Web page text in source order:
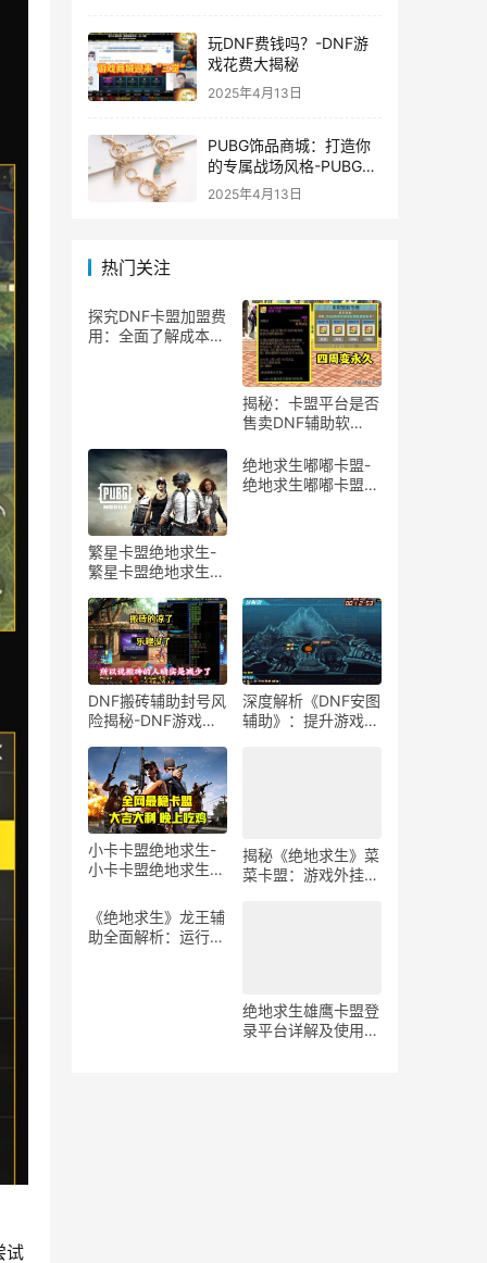
试
玩DNF费钱吗？-DNF游
戏花费大揭秘
2025年4月13日
PUBG饰品商城：打造你
的专属战场风格-PUBG游
戏内饰品购买指南
2025年4月13日
热门关注
探究DNF卡盟加盟费
用：全面了解成本与
揭秘：卡盟平台是否
售卖DNF辅助软
市场中的DNF游戏辅
助工具交易现状
繁星卡盟绝地求生-
繁星卡盟绝地求生游
绝地求生嘟嘟卡盟-
绝地求生嘟嘟卡盟官
DNF搬砖辅助封号风
险揭秘-DNF游戏搬
解析
深度解析《DNF安图
辅助》：提升游戏效
小卡卡盟绝地求生-
小卡卡盟绝地求生游
揭秘《绝地求生》菜
菜卡盟：游戏外挂现
象与影响分析
《绝地求生》龙王辅
助全面解析：运行指
南与技巧-绝地求生
绝地求生雄鹰卡盟登
录平台详解及使用体
验-绝地求生玩家如